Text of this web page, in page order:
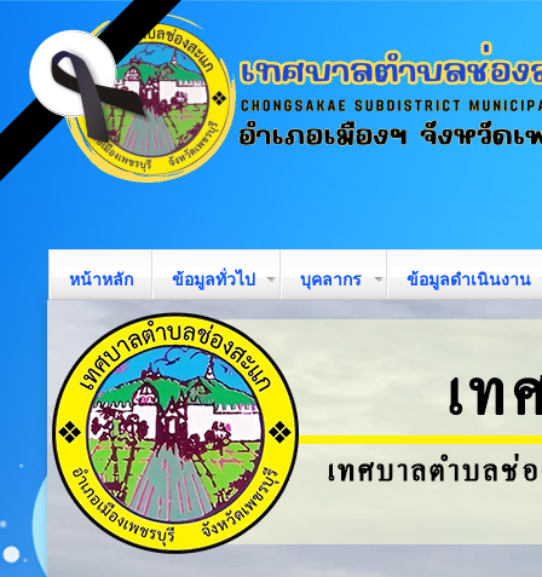
หน้าหลัก ข้อมูลทั่วไป บุคลากร ข้อมูลดำเนินงาน